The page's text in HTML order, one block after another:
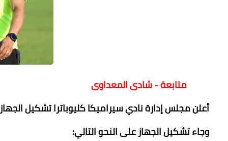
متابعة - شادى المعداوى
أعلن مجلس إدارة نادي سيراميكا كليوباترا تشكيل
وجاء تشكيل الجهاز على النحو التالي: